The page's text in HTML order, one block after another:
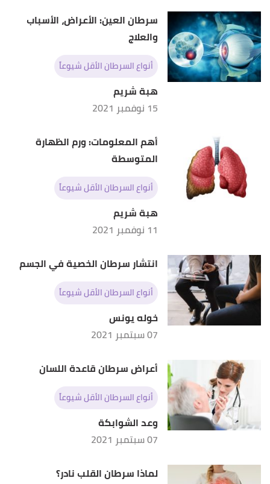
↑
"What is myeloma?"
, cancerresearchuk,
25/3/2020, Retrieved 8/9/2021. Edited.
^أب"Lymphoma"
,cancer, Retrieved 8/9/2021.
, clevelandclinic
Retrieved 8/9/2021. Edited.
↑
"Blood and Bone Marrow Cancer Basics"
,
, Retrieved 8/9/2021. Edited.
↑
"Types of Leukemia"
, Retrieved 8/9/2021.
topdoctors, Retrieved 8/9/2021. Edited.
سرطان العين: الأعراض، الأسباب
والعلاج
أنواع السرطان الأقل شيوعاً
هبة شريم
15 نوفمبر 2021
أهم المعلومات: ورم الظهارة
المتوسطة
أنواع السرطان الأقل شيوعاً
هبة شريم
11 نوفمبر 2021
انتشار سرطان الخصية في الجسم
أنواع السرطان الأقل شيوعاً
خوله يونس
07 سبتمبر 2021
أعراض سرطان قاعدة اللسان
أنواع السرطان الأقل شيوعاً
وعد الشوابكة
07 سبتمبر 2021
لماذا سرطان القلب نادر؟